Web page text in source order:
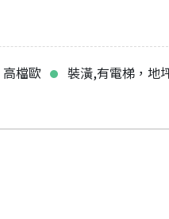
檔歐
裝潢,有電梯，地